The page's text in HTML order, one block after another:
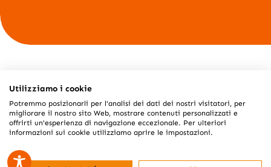
M2 SISTEMI S.R.L. - PIAZZA ANNIBALE GALATERI, 9 -
12038 SAVIGLIANO (CN) - 0172 371129 -
INFO@M2SISTEMI.IT - P.I. 04087390045 - REA CN-
335160 - M2SISTEMI@PEC.IT
© 2026UN PRODOTTOM2 SISTEMI -
Utilizziamo i cookie
Potremmo posizionarli per l'analisi dei dati dei nostri visitatori, per
migliorare il nostro sito Web, mostrare contenuti personalizzati e
offrirti un'esperienza di navigazione eccezionale. Per ulteriori
informazioni sui cookie utilizziamo aprire le impostazioni.